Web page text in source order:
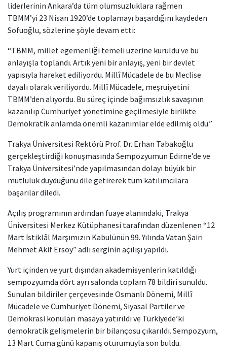
liderlerinin Ankara’da tüm olumsuzluklara rağmen
TBMM’yi 23 Nisan 1920’de toplamayı başardığını kaydeden
Sofuoğlu, sözlerine şöyle devam etti:
“TBMM, millet egemenliği temeli üzerine kuruldu ve bu
anlayışla toplandı. Artık yeni bir anlayış, yeni bir devlet
yapısıyla hareket ediliyordu. Millî Mücadele de bu Meclise
dayalı olarak veriliyordu. Millî Mücadele, meşruiyetini
TBMM’den alıyordu. Bu süreç içinde bağımsızlık savaşının
kazanılıp Cumhuriyet yönetimine geçilmesiyle birlikte
Demokratik anlamda önemli kazanımlar elde edilmiş oldu.”
Trakya Üniversitesi Rektörü Prof. Dr. Erhan Tabakoğlu
gerçekleştirdiği konuşmasında Sempozyumun Edirne’de ve
Trakya Üniversitesi’nde yapılmasından dolayı büyük bir
mutluluk duyduğunu dile getirerek tüm katılımcılara
başarılar diledi.
Açılış programının ardından fuaye alanındaki, Trakya
Üniversitesi Merkez Kütüphanesi tarafından düzenlenen “12
Mart İstiklâl Marşımızın Kabulünün 99. Yılında Vatan Şairi
Mehmet Akif Ersoy” adlı serginin açılışı yapıldı.
Yurt içinden ve yurt dışından akademisyenlerin katıldığı
sempozyumda dört ayrı salonda toplam 78 bildiri sunuldu.
Sunulan bildiriler çerçevesinde Osmanlı Dönemi, Millî
Mücadele ve Cumhuriyet Dönemi, Siyasal Partiler ve
Demokrasi konuları masaya yatırıldı ve Türkiyede’ki
demokratik gelişmelerin bir bilançosu çıkarıldı. Sempozyum,
13 Mart Cuma günü kapanış oturumuyla son buldu.